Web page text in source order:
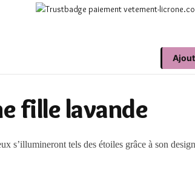
fille lavande
s’illumineront tels des étoiles grâce à son